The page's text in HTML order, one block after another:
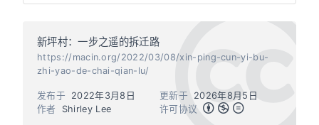
新坪村：一步之遥的拆迁路
https://macin.org/2022/03/08/xin-ping-cun-yi-bu-
zhi-yao-de-chai-qian-lu/
作者 Shirley Lee
发布于 2022年3月8日 更新于
2026年8月5日
许可协议